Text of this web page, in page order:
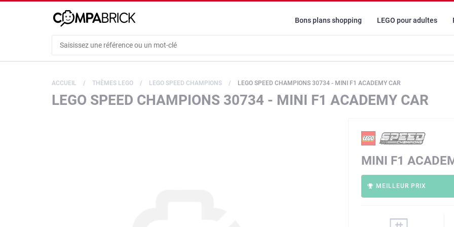
Bons plans shopping LEGO pour adultes
ACCUEIL THÈMES LEGO LEGO SPEED CHAMPIONS LEGO SPEED CHAMPIONS 30734 - MINI F1 ACADEMY CAR
LEGO SPEED CHAMPIONS 30734 - MINI F1 ACADEMY CAR
MINI F1
MEILLEUR PRIX